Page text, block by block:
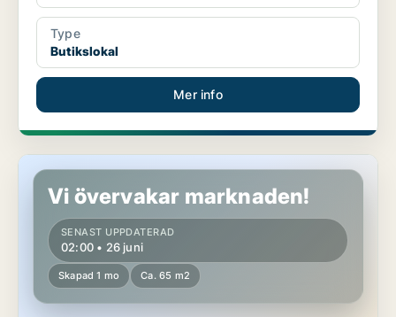
Type
Butikslokal
Mer info
Butikslokal på Södermalm
Vi övervakar marknaden!
SENAST UPPDATERAD
02:00 • 26 juni
Skapad 1 mo Ca. 65 m2